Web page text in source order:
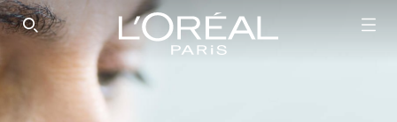
SEARCH THIS SITE